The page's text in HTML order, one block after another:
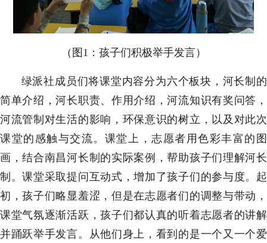
（图1：孩子们积极举手发言）
绿派社成员们将课堂内容分为六个板块，河长制的
简单介绍，河长职责、作用介绍，河流知识有奖问答，
河流管制对生活的影响，环保意识的树立，以及对此次
课堂的感触与交流。课堂上，志愿者用色彩丰富的图
画，结合南昌河长制的实际案例，帮助孩子们理解河长
制。课堂采取提问互动式，增加了孩子们的参与度。起
初，孩子们略显羞涩，但是在志愿者们的调整与带动，
课堂气氛逐渐活跃，孩子们都认真的听着志愿者的讲解
并踊跃举手发言。从他们身上，看到的是一个又一个爱